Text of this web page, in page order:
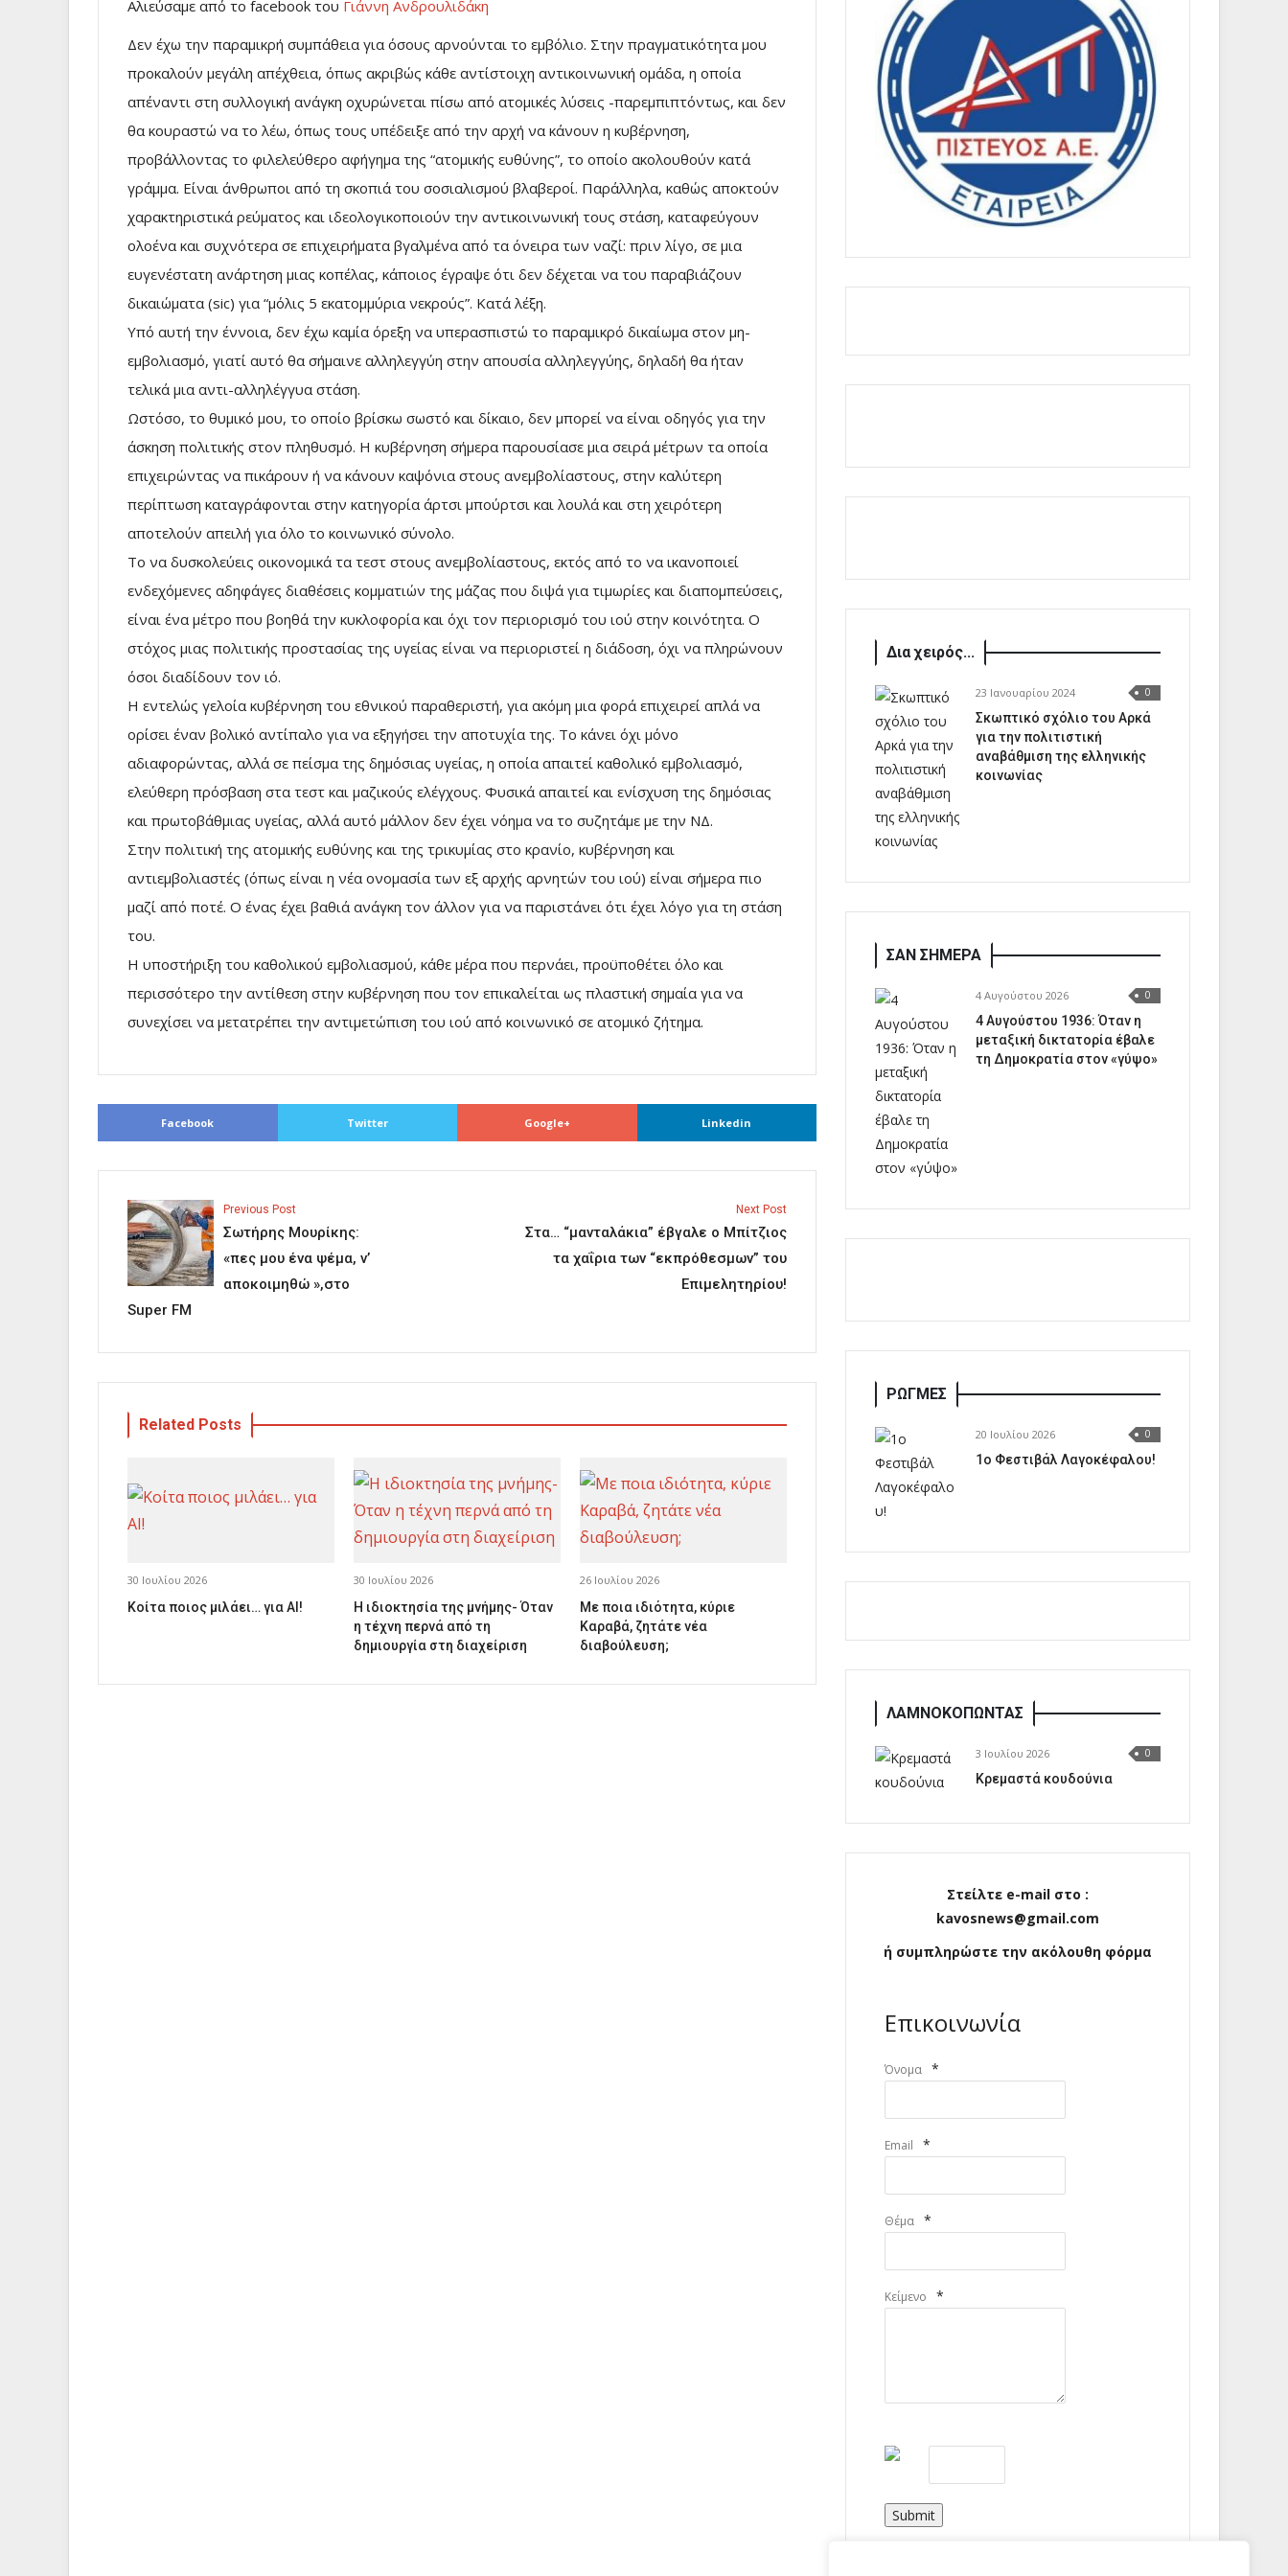
Αλιεύσαμε από το facebook του Γιάννη Ανδρουλιδάκη
Δεν έχω την παραμικρή συμπάθεια για όσους αρνούνται το εμβόλιο. Στην πραγματικότητα μου
προκαλούν μεγάλη απέχθεια, όπως ακριβώς κάθε αντίστοιχη αντικοινωνική ομάδα, η οποία
απέναντι στη συλλογική ανάγκη οχυρώνεται πίσω από ατομικές λύσεις -παρεμπιπτόντως, και δεν
θα κουραστώ να το λέω, όπως τους υπέδειξε από την αρχή να κάνουν η κυβέρνηση,
προβάλλοντας το φιλελεύθερο αφήγημα της “ατομικής ευθύνης”, το οποίο ακολουθούν κατά
γράμμα. Είναι άνθρωποι από τη σκοπιά του σοσιαλισμού βλαβεροί. Παράλληλα, καθώς αποκτούν
χαρακτηριστικά ρεύματος και ιδεολογικοποιούν την αντικοινωνική τους στάση, καταφεύγουν
ολοένα και συχνότερα σε επιχειρήματα βγαλμένα από τα όνειρα των ναζί: πριν λίγο, σε μια
ευγενέστατη ανάρτηση μιας κοπέλας, κάποιος έγραψε ότι δεν δέχεται να του παραβιάζουν
δικαιώματα (sic) για “μόλις 5 εκατομμύρια νεκρούς”. Κατά λέξη.
Υπό αυτή την έννοια, δεν έχω καμία όρεξη να υπερασπιστώ το παραμικρό δικαίωμα στον μη-
εμβολιασμό, γιατί αυτό θα σήμαινε αλληλεγγύη στην απουσία αλληλεγγύης, δηλαδή θα ήταν
τελικά μια αντι-αλληλέγγυα στάση.
Ωστόσο, το θυμικό μου, το οποίο βρίσκω σωστό και δίκαιο, δεν μπορεί να είναι οδηγός για την
άσκηση πολιτικής στον πληθυσμό. Η κυβέρνηση σήμερα παρουσίασε μια σειρά μέτρων τα οποία
επιχειρώντας να πικάρουν ή να κάνουν καψόνια στους ανεμβολίαστους, στην καλύτερη
περίπτωση καταγράφονται στην κατηγορία άρτσι μπούρτσι και λουλά και στη χειρότερη
αποτελούν απειλή για όλο το κοινωνικό σύνολο.
Το να δυσκολεύεις οικονομικά τα τεστ στους ανεμβολίαστους, εκτός από το να ικανοποιεί
ενδεχόμενες αδηφάγες διαθέσεις κομματιών της μάζας που διψά για τιμωρίες και διαπομπεύσεις,
είναι ένα μέτρο που βοηθά την κυκλοφορία και όχι τον περιορισμό του ιού στην κοινότητα. Ο
στόχος μιας πολιτικής προστασίας της υγείας είναι να περιοριστεί η διάδοση, όχι να πληρώνουν
όσοι διαδίδουν τον ιό.
Η εντελώς γελοία κυβέρνηση του εθνικού παραθεριστή, για ακόμη μια φορά επιχειρεί απλά να
ορίσει έναν βολικό αντίπαλο για να εξηγήσει την αποτυχία της. Το κάνει όχι μόνο
αδιαφορώντας, αλλά σε πείσμα της δημόσιας υγείας, η οποία απαιτεί καθολικό εμβολιασμό,
ελεύθερη πρόσβαση στα τεστ και μαζικούς ελέγχους. Φυσικά απαιτεί και ενίσχυση της δημόσιας
και πρωτοβάθμιας υγείας, αλλά αυτό μάλλον δεν έχει νόημα να το συζητάμε με την ΝΔ.
Στην πολιτική της ατομικής ευθύνης και της τρικυμίας στο κρανίο, κυβέρνηση και
αντιεμβολιαστές (όπως είναι η νέα ονομασία των εξ αρχής αρνητών του ιού) είναι σήμερα πιο
μαζί από ποτέ. Ο ένας έχει βαθιά ανάγκη τον άλλον για να παριστάνει ότι έχει λόγο για τη στάση
του.
Η υποστήριξη του καθολικού εμβολιασμού, κάθε μέρα που περνάει, προϋποθέτει όλο και
περισσότερο την αντίθεση στην κυβέρνηση που τον επικαλείται ως πλαστική σημαία για να
συνεχίσει να μετατρέπει την αντιμετώπιση του ιού από κοινωνικό σε ατομικό ζήτημα.
Facebook Twitter Google+ Linkedin
Previous Post
Σωτήρης Μουρίκης:
«πες μου ένα ψέμα, ν’
αποκοιμηθώ »,στο
Super FM
Next Post
Στα… “μανταλάκια” έβγαλε ο Μπίτζιος
τα χαΐρια των “εκπρόθεσμων” του
Επιμελητηρίου!
Related Posts
30 Ιουλίου 2026
Κοίτα ποιος μιλάει… για AI!
30 Ιουλίου 2026
Η ιδιοκτησία της μνήμης- Όταν
η τέχνη περνά από τη
δημιουργία στη διαχείριση
26 Ιουλίου 2026
Με ποια ιδιότητα, κύριε
Καραβά, ζητάτε νέα
διαβούλευση;
Δια χειρός...
23 Ιανουαρίου 2024 0
Σκωπτικό σχόλιο του Αρκά
για την πολιτιστική
αναβάθμιση της ελληνικής
κοινωνίας
ΣΑΝ ΣΗΜΕΡΑ
4 Αυγούστου 2026 0
4 Αυγούστου 1936: Όταν η
μεταξική δικτατορία έβαλε
τη Δημοκρατία στον «γύψο»
ΡΩΓΜΕΣ
20 Ιουλίου 2026 0
1o Φεστιβάλ Λαγοκέφαλου!
ΛΑΜΝΟΚΟΠΩΝΤΑΣ
3 Ιουλίου 2026 0
Κρεμαστά κουδούνια
Στείλτε e-mail στο :
kavosnews@gmail.com
ή συμπληρώστε την ακόλουθη φόρμα
Επικοινωνία
Όνομα *
Email *
Θέμα *
Κείμενο *
Submit